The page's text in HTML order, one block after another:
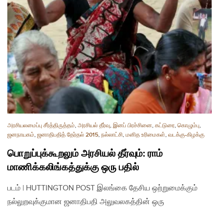
அரசியலமைப்பு சீர்த்திருத்தம், அரசியல் தீர்வு, இனப் பிரச்சினை, கட்டுரை, கொழும்பு,
ஜனநாயகம், ஜனாதிபதித் தேர்தல் 2015, நல்லாட்சி, மனித உரிமைகள், வடக்கு-கிழக்கு
பொறுப்புக்கூறலும் அரசியல் தீர்வும்: ராம்
மாணிக்கலிங்கத்துக்கு ஒரு பதில்
படம் | HUTTINGTON POST இலங்கை தேசிய ஒற்றுமைக்கும்
நல்லுறவுக்குமான ஜனாதிபதி அலுவலகத்தின் ஒரு